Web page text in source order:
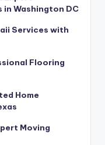
in Washington DC
Services with
Flooring
Home
Moving